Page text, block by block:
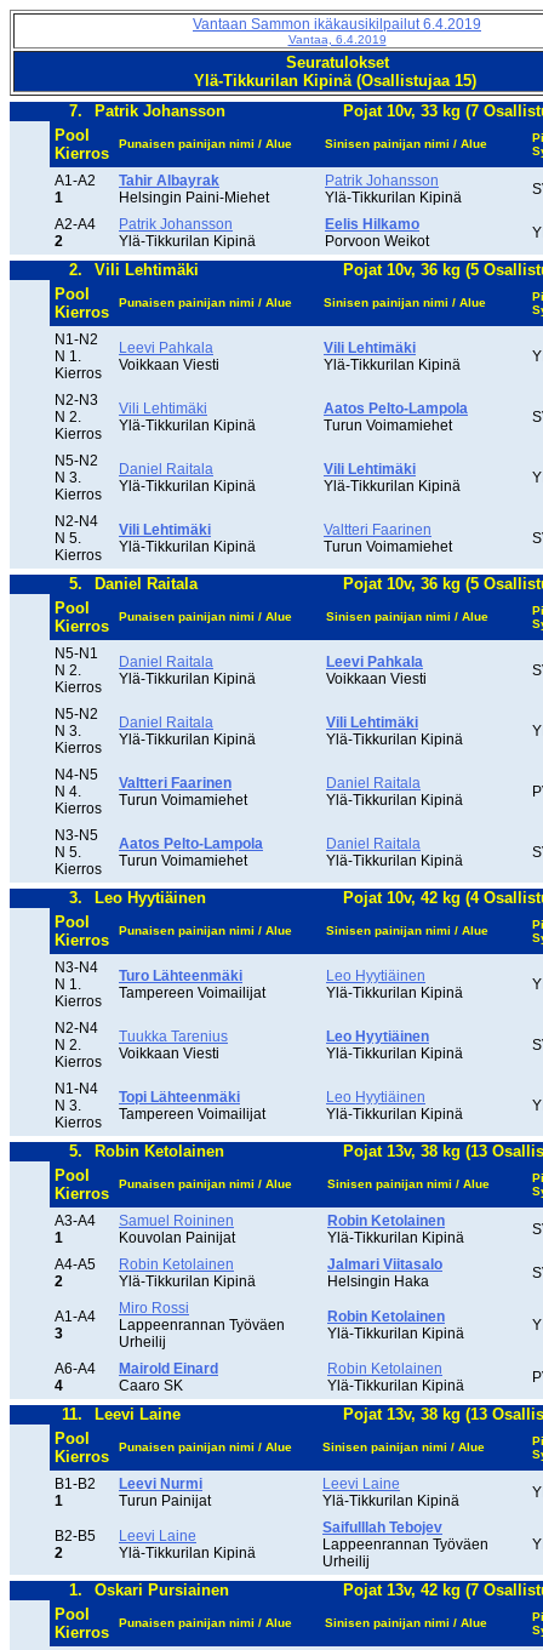
Vantaan Sammon ikäkausikilpailut 6.4.2019
Vantaa, 6.4.2019
Seuratulokset
Ylä-Tikkurilan Kipinä (Osallistujaa 15)
7.
Patrik Johansson
Pojat 10v, 33 kg (7
Pool
Kierros
Punaisen painijan nimi / Alue Sinisen painijan nimi / Alue
A1-A2
1
Tahir Albayrak
Helsingin Paini-Miehet
Patrik Johansson
Ylä-Tikkurilan Kipinä
A2-A4
2
Patrik Johansson
Ylä-Tikkurilan Kipinä
Eelis Hilkamo
Porvoon Weikot
2. Vili Lehtimäki
Pojat 10v, 36 kg (5
Pool
Kierros
Punaisen painijan nimi / Alue Sinisen painijan nimi / Alue
N1-N2
N 1.
Kierros
Leevi Pahkala
Voikkaan Viesti
Vili Lehtimäki
Ylä-Tikkurilan Kipinä
N2-N3
N 2.
Kierros
Vili Lehtimäki
Ylä-Tikkurilan Kipinä
Aatos Pelto-Lampola
Turun Voimamiehet
N5-N2
N 3.
Kierros
Daniel Raitala
Ylä-Tikkurilan Kipinä
Vili Lehtimäki
Ylä-Tikkurilan Kipinä
N2-N4
N 5.
Kierros
Vili Lehtimäki
Ylä-Tikkurilan Kipinä
Valtteri Faarinen
Turun Voimamiehet
5. Daniel Raitala
Pojat 10v, 36 kg (5
Pool
Kierros
Punaisen painijan nimi / Alue Sinisen painijan nimi / Alue
N5-N1
N 2.
Kierros
Daniel Raitala
Ylä-Tikkurilan Kipinä
Leevi Pahkala
Voikkaan Viesti
N5-N2
N 3.
Kierros
Daniel Raitala
Ylä-Tikkurilan Kipinä
Vili Lehtimäki
Ylä-Tikkurilan Kipinä
N4-N5
N 4.
Kierros
Valtteri Faarinen
Turun Voimamiehet
Daniel Raitala
Ylä-Tikkurilan Kipinä
N3-N5
N 5.
Kierros
Aatos Pelto-Lampola
Turun Voimamiehet
Daniel Raitala
Ylä-Tikkurilan Kipinä
3. Leo Hyytiäinen
Pojat 10v, 42 kg (4
Pool
Kierros
Punaisen painijan nimi / Alue Sinisen painijan nimi / Alue
N3-N4
N 1.
Kierros
Turo Lähteenmäki
Tampereen Voimailijat
Leo Hyytiäinen
Ylä-Tikkurilan Kipinä
N2-N4
N 2.
Kierros
Tuukka Tarenius
Voikkaan Viesti
Leo Hyytiäinen
Ylä-Tikkurilan Kipinä
N1-N4
N 3.
Kierros
Topi Lähteenmäki
Tampereen Voimailijat
Leo Hyytiäinen
Ylä-Tikkurilan Kipinä
5. Robin Ketolainen
Pojat 13v, 38 kg (13
Pool
Kierros
Punaisen painijan nimi / Alue Sinisen painijan nimi / Alue
A3-A4
1
Samuel Roininen
Kouvolan Painijat
Robin Ketolainen
Ylä-Tikkurilan Kipinä
A4-A5
2
Robin Ketolainen
Ylä-Tikkurilan Kipinä
Jalmari Viitasalo
Helsingin Haka
A1-A4
3
Miro Rossi
Lappeenrannan Työväen
Urheilij
Robin Ketolainen
Ylä-Tikkurilan Kipinä
A6-A4
4
Mairold Einard
Caaro SK
Robin Ketolainen
Ylä-Tikkurilan Kipinä
11. Leevi Laine
Pojat 13v, 38 kg (13
Pool
Kierros
Punaisen painijan nimi / Alue Sinisen painijan nimi / Alue
B1-B2
1
Leevi Nurmi
Turun Painijat
Leevi Laine
Ylä-Tikkurilan Kipinä
B2-B5
2
Leevi Laine
Ylä-Tikkurilan Kipinä
Saifulllah Tebojev
Lappeenrannan Työväen
Urheilij
1. Oskari Pursiainen
Pojat 13v, 42 kg (7
Pool
Kierros
Punaisen painijan nimi / Alue Sinisen painijan nimi / Alue